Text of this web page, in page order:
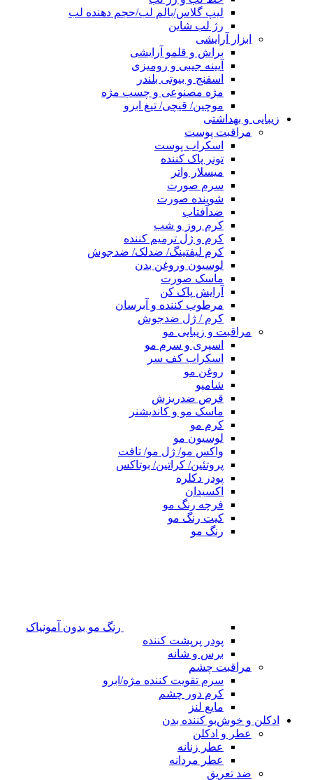
لیپ گلاس/بالم لب/حجم دهنده لب
رژ لب شاین
ابزار آرایشی
براش و قلمو آرایشی
آیینه جیبی و رومیزی
اسفنج و بیوتی بلندر
مژه مصنوعی و چسب مژه
موچین/ قیچی/ تیغ ابرو
زیبایی و بهداشتی
مراقبت پوست
اسکراب پوست
تونر پاک کننده
میسلار واتر
سرم صورت
شوینده صورت
ضدآفتاب
کرم روز و شب
کرم و ژل ترمیم کننده
کرم لیفتینگ/ ضدلک/ ضدجوش
لوسیون وروغن بدن
ماسک صورت
آرایش پاک کن
مرطوب کننده و آبرسان
کرم / ژل ضدجوش
مراقبت و زیبایی مو
اسپری و سرم مو
اسکراب کف سر
روغن مو
شامپو
قرص ضدریزش
ماسک مو و کاندیشنر
کرم مو
لوسیون مو
واکس مو/ ژل مو/ تافت
پروتئین/ کراتین/ بوتاکس
پودر دکلره
اکسیدان
فرچه رنگ مو
کیت رنگ مو
رنگ مو
رنگ مو بدون آمونیاک
پودر پرپشت کننده
برس و شانه
مراقبت چشم
سرم تقویت کننده مژه/ابرو
کرم دور چشم
مایع لنز
ادکلن و خوش‌بو کننده بدن
عطر و ادکلن
عطر زنانه
عطر مردانه
ضد تعریق